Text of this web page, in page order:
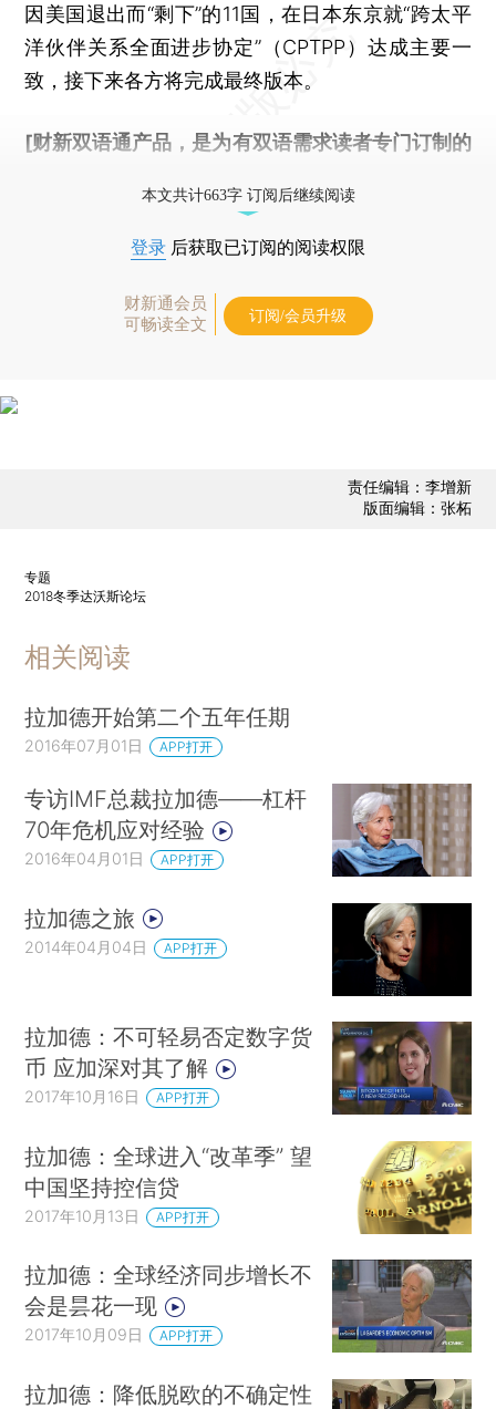
因美国退出而“剩下”的11国，在日本东京就“跨太平
洋伙伴关系全面进步协定”（CPTPP）达成主要一
致，接下来各方将完成最终版本。
[财新双语通产品，是为有双语需求读者专门订制的
本文共计663字 订阅后继续阅读
登录 后获取已订阅的阅读权限
财新通会员
可畅读全文
订阅/会员升级
责任编辑：李增新
版面编辑：张柘
专题
2018冬季达沃斯论坛
相关阅读
拉加德开始第二个五年任期
2016年07月01日 APP打开
专访IMF总裁拉加德——杠杆
70年危机应对经验
2016年04月01日 APP打开
拉加德之旅
2014年04月04日 APP打开
拉加德：不可轻易否定数字货
币 应加深对其了解
2017年10月16日 APP打开
拉加德：全球进入“改革季” 望
中国坚持控信贷
2017年10月13日 APP打开
拉加德：全球经济同步增长不
会是昙花一现
2017年10月09日 APP打开
拉加德：降低脱欧的不确定性